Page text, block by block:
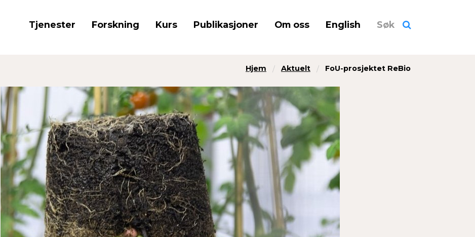
Tjenester Forskning Kurs Publikasjoner Om oss English Søk
Hjem Aktuelt FoU-prosjektet ReBio